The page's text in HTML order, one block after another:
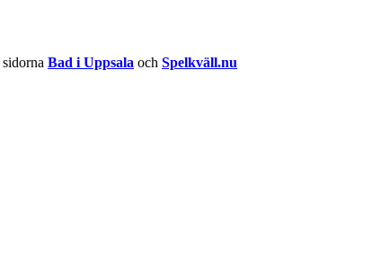
Bad i Uppsala och Spelkväll.nu